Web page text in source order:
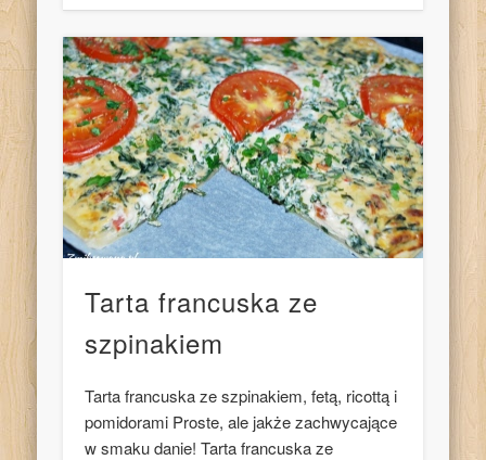
Tarta francuska ze
szpinakiem
Tarta francuska ze szpinakiem, fetą, ricottą i
pomidorami Proste, ale jakże zachwycające
w smaku danie! Tarta francuska ze